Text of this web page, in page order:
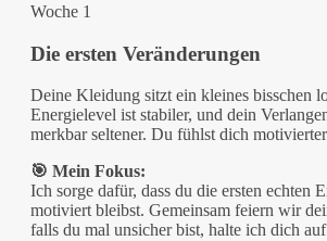
Woche 1
Die ersten Veränderungen
Deine Kleidung sitzt ein kleines bisschen
Energielevel ist stabiler, und dein
merkbar seltener. Du fühlst dich
🎯 Mein Fokus:
Ich sorge dafür, dass du die ersten echten
motiviert bleibst. Gemeinsam feiern wir
falls du mal unsicher bist, halte ich dich